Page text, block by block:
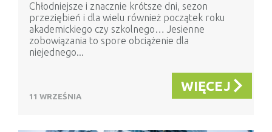
Chłodniejsze i znacznie krótsze dni, sezon
przeziębień i dla wielu również początek roku
akademickiego czy szkolnego… Jesienne
zobowiązania to spore obciążenie dla
niejednego...
11 WRZEŚNIA
WIĘCEJ